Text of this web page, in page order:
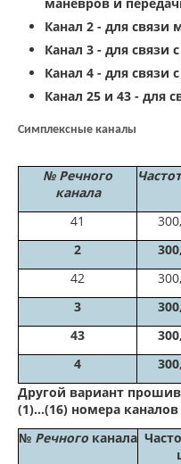
Канал 2 - для связи
Канал 3 - для связи
Канал 4 - для связи
Канал 25 и 43 - для
Симплексные каналы
№ Речного
канала
41
2
42
3
43
4
Другой вариант
(1)…(16) номера
№ Речного канала